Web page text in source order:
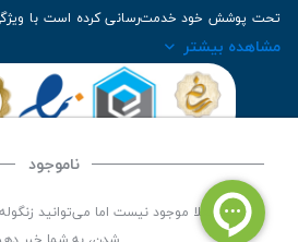
ناموجود
این کالا فعلا موجود نیست اما می‌توانید
تحت پوشش خود خدمت‌رسانی کرده است با
برترین برندهای موجود در بازار اطلاعات بسیار
| تلفن تماس : 36333383-035 | ایمیل: Info@Sib115.com
مشاهده بیشتر
کلیه حقوق این سایت متعلق به سیب 115 ( فروشگاه
کدنویسی توسطسپکام سیستم